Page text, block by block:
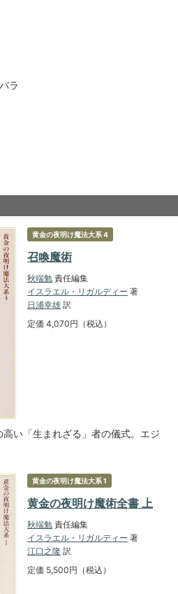
ラ
黄金の夜明け魔法大系 4
召喚魔術
秋端勉 責任編集
イスラエル・リガルディー 著
日浦幸雄 訳
定価 4,070円（税込）
い「生まれざる」者の儀式。エジ
黄金の夜明け魔法大系 1
黄金の夜明け魔術全書 上
秋端勉 責任編集
イスラエル・リガルディー 著
江口之隆 訳
定価 5,500円（税込）